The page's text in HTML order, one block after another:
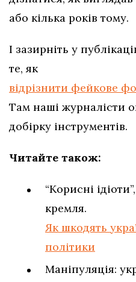
або кілька років тому.
І зазирніть у
те, як
відрізнити фейкове
Там наші журналісти
добірку інструментів.
Читайте також:
“Корисні
кремля.
Як шкодять
політики
Маніпуляція: